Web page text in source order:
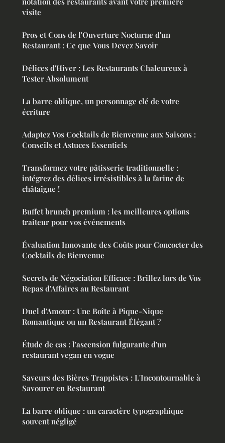
visite
Pros et Cons de l'Ouverture Nocturne d'un
Restaurant : Ce que Vous Devez Savoir
Délices d'Hiver : Les Restaurants Chaleureux à
Tester Absolument
La barre oblique, un personnage clé de votre
écriture
Adaptez Vos Cocktails de Bienvenue aux Saisons :
Conseils et Astuces Essentiels
Transformez votre pâtisserie traditionnelle :
intégrez des délices irrésistibles à la farine de
châtaigne !
Buffet brunch premium : les meilleures options
traiteur pour vos événements
Évaluation Innovante des Coûts pour Concocter des
Cocktails de Bienvenue
Secrets de Négociation Efficace : Brillez lors de Vos
Repas d'Affaires au Restaurant
Duel d'Amour : Une Boîte à Pique-Nique
Romantique ou un Restaurant Élégant ?
Étude de cas : l'ascension fulgurante d'un
restaurant vegan en vogue
Saveurs des Bières Trappistes : L'Incontournable à
Savourer en Restaurant
La barre oblique : un caractère typographique
souvent négligé